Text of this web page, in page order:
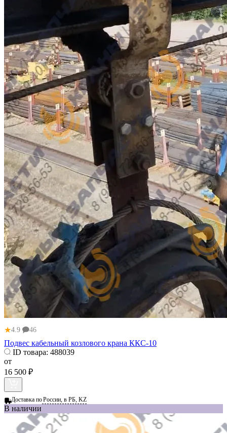
★4.9 46
Подвес кабельный козлового крана ККС-10
ID товара: 488039
от
16 500 ₽
Доставка поРоссии, в РБ, KZ
В наличии